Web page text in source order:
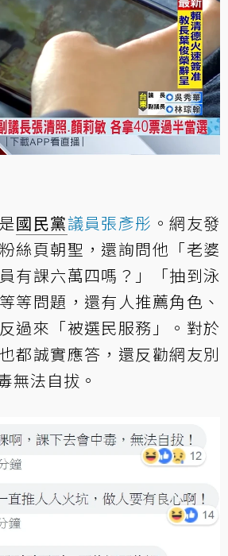
國民黨議員張彥彤 。網友發
絲頁朝聖，還詢問他「老婆
有課六萬四嗎？」「抽到泳
等問題，還有人推薦角色、
過來「被選民服務」。對於
都誠實應答，還反勸網友別
無法自拔。